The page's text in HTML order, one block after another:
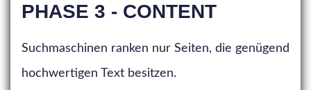
PHASE 3 - CONTENT
Suchmaschinen ranken nur Seiten, die genügend
hochwertigen Text besitzen.